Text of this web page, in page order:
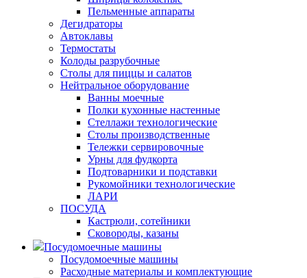
Пельменные аппараты
Дегидраторы
Автоклавы
Термостаты
Колоды разрубочные
Столы для пиццы и салатов
Нейтральное оборудование
Ванны моечные
Полки кухонные настенные
Стеллажи технологические
Столы производственные
Тележки сервировочные
Урны для фудкорта
Подтоварники и подставки
Рукомойники технологические
ЛАРИ
ПОСУДА
Кастрюли, сотейники
Сковороды, казаны
Посудомоечные машины
Посудомоечные машины
Расходные материалы и комплектующие